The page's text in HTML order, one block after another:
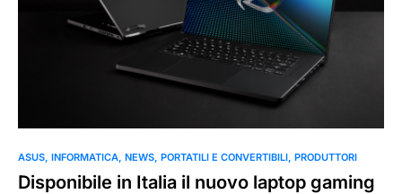
ASUS INFORMATICA NEWS PORTATILI E CONVERTIBILI PRODUTTORI
Disponibile in Italia il nuovo laptop gaming